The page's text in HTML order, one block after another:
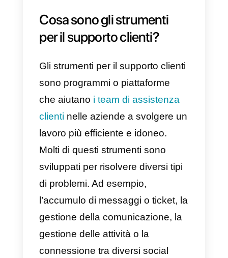
o difficoltà, ed è qui che entra in
gioco il ruolo degli strumenti per i
team di supporto. Questi sono
incaricati di prendere la richiesta
del cliente, di seguirla e di
affidarla al responsabile ideale.
Come puoi vedere ci sono molte
informazioni interessanti, per
questo motivo in questo articolo ti
parleremo dei5 migliori
strumenti per i team di